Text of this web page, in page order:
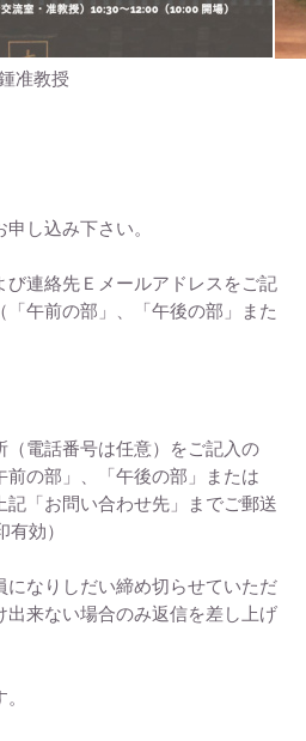
准教授
し込み下さい。
び連絡先Ｅメールアドレスをご記
「午前の部」、「午後の部」また
（電話番号は任意）をご記入の
前の部」、「午後の部」または
記「お問い合わせ先」までご郵送
効）
なりしだい締め切らせていただ
出来ない場合のみ返信を差し上げ